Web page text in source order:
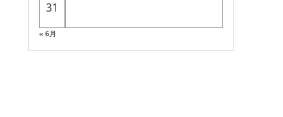
31
« 6月